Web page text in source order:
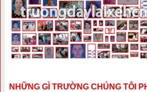
NHỮNG GÌ TRƯỜNG CHÚNG TÔI